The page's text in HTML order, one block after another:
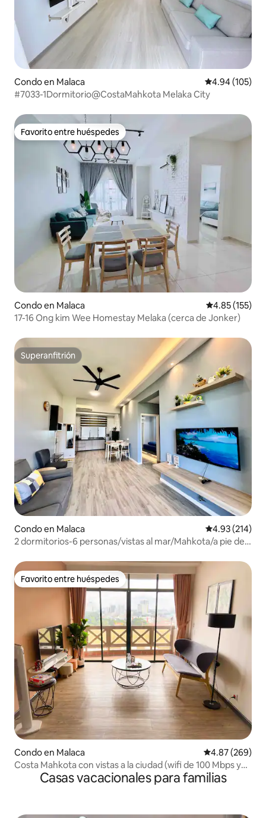
Condo en Malaca Calificación
4.94 (105)
#7033-1Dormitorio@CostaMahkota Melaka City
Favorito entre huéspedes
Favorito entre huéspedes
Condo en Malaca Calificación
4.85 (155)
17-16 Ong kim Wee Homestay Melaka (cerca de Jonker)
Superanfitrión
Superanfitrión
Condo en Malaca Calificación
4.93 (214)
2 dormitorios-6 personas/vistas al mar/Mahkota/a pie de
Favorito entre huéspedes
Favorito entre huéspedes
Condo en Malaca Calificación
4.87 (269)
Costa Mahkota con vistas a la ciudad (wifi de 100 Mbps y
Netflix)Casas vacacionales para familias